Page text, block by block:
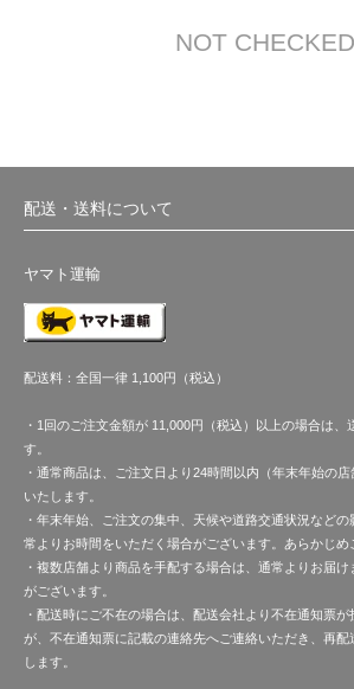
NOT CHECKED
配送・送料について
ヤマト運輸
配送料：全国一律 1,100円（税込）
・1回のご注文金額が 11,000円（税込）以上の場合は、
す。
・通常商品は、ご注文日より24時間以内（年末年始の
いたします。
・年末年始、ご注文の集中、天候や道路交通状況など
常よりお時間をいただく場合がございます。あらかじめ
・複数店舗より商品を手配する場合は、通常よりお届
がございます。
・配送時にご不在の場合は、配送会社より不在通知票
が、不在通知票に記載の連絡先へご連絡いただき、再
します。